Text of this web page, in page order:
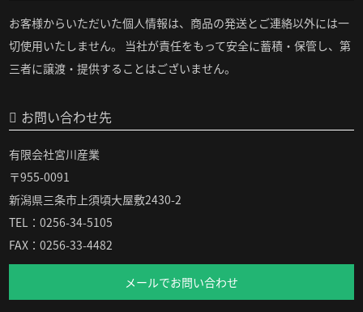
お客様からいただいた個人情報は、商品の発送とご連絡以外には一
切使用いたしません。 当社が責任をもって安全に蓄積・保管し、第
三者に譲渡・提供することはございません。
お問い合わせ先
有限会社宮川産業
〒955-0091
新潟県三条市上須頃大屋敷2430-2
TEL：0256-34-5105
FAX：0256-33-4482
メールでお問い合わせ